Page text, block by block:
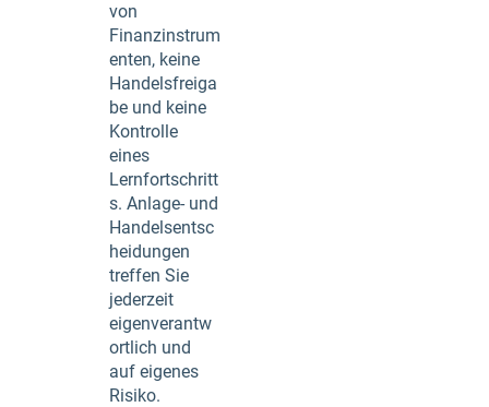
von
Finanzinstrum
enten, keine
Handelsfreiga
be und keine
Kontrolle
eines
Lernfortschritt
s. Anlage- und
Handelsentsc
heidungen
treffen Sie
jederzeit
eigenverantw
ortlich und
auf eigenes
Risiko.